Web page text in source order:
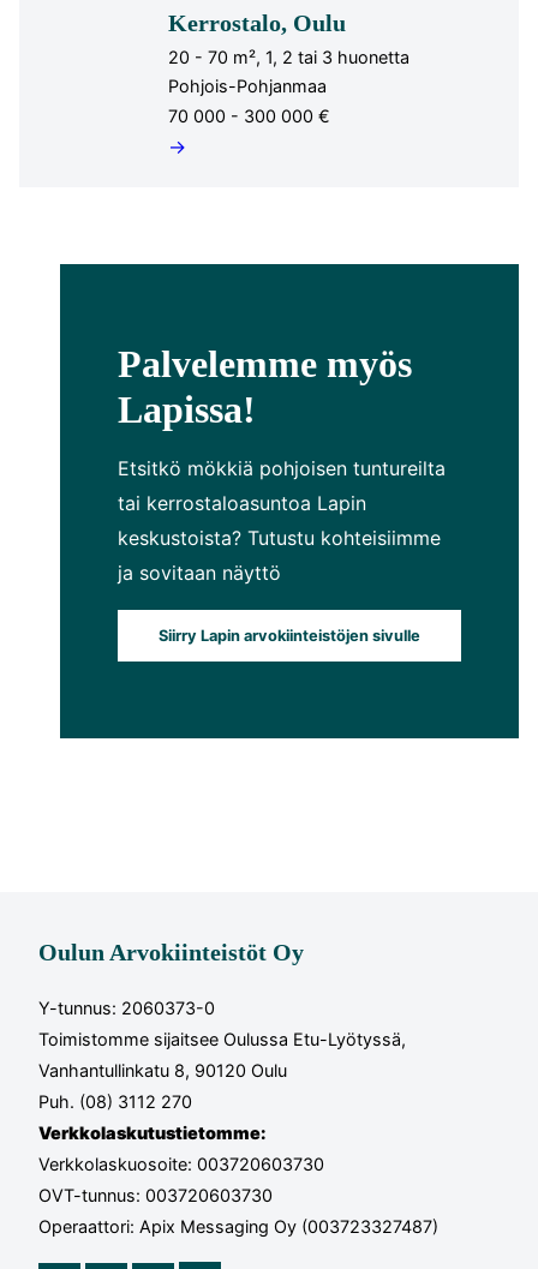
Kerrostalo, Oulu
20 - 70 m², 1, 2 tai 3 huonetta
Pohjois-Pohjanmaa
70 000 - 300 000 €
→
Palvelemme myös
Lapissa!
Etsitkö mökkiä pohjoisen tuntureilta
tai kerrostaloasuntoa Lapin
keskustoista? Tutustu kohteisiimme
ja sovitaan näyttö
Siirry Lapin arvokiinteistöjen sivulle
Oulun Arvokiinteistöt Oy
Y-tunnus: 2060373-0
Toimistomme sijaitsee Oulussa Etu-Lyötyssä,
Vanhantullinkatu 8, 90120 Oulu
Puh. (08) 3112 270
Verkkolaskutustietomme:
Verkkolaskuosoite: 003720603730
OVT-tunnus: 003720603730
Operaattori: Apix Messaging Oy (003723327487)